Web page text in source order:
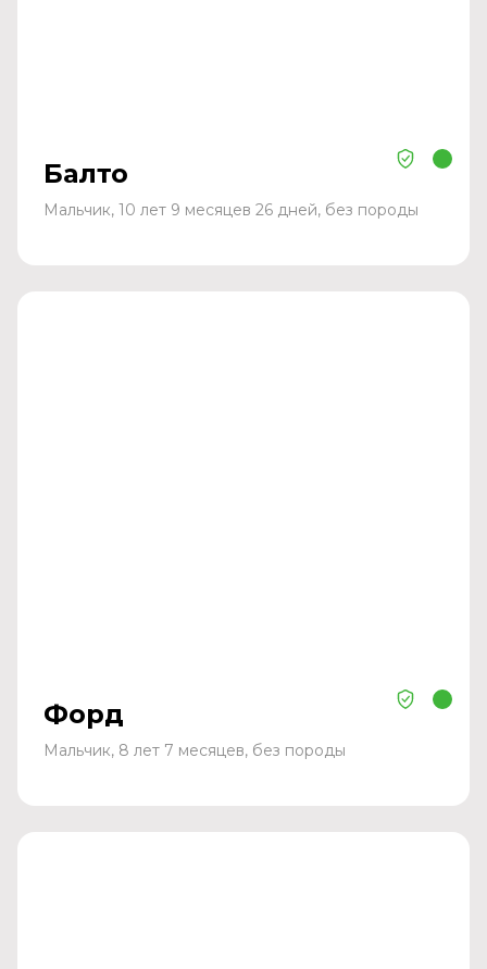
Балто
Мальчик, 10 лет 9 месяцев 26 дней, без породы
Форд
Мальчик, 8 лет 7 месяцев, без породы